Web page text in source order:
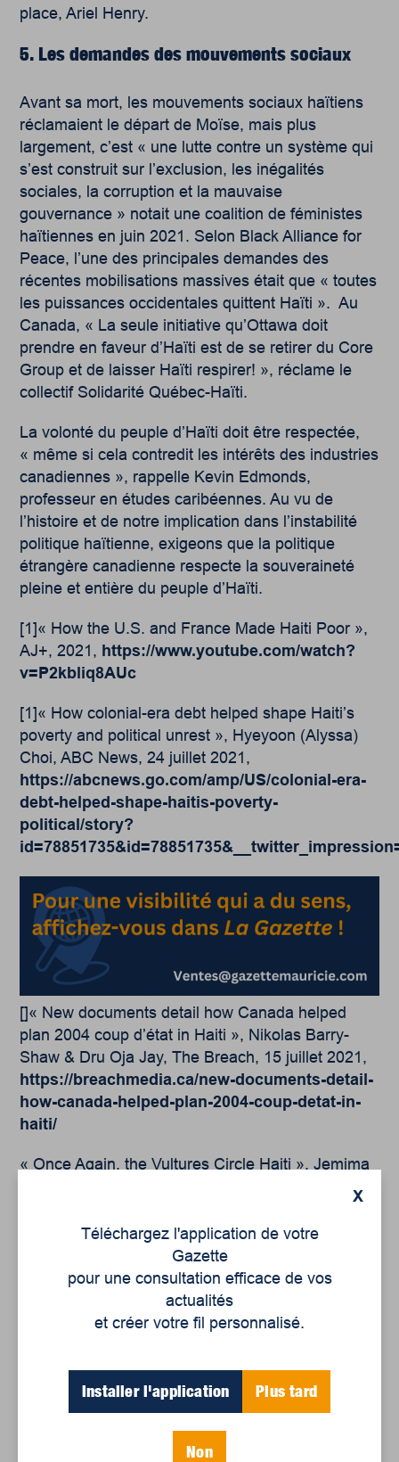
place, Ariel Henry.
5. Les demandes des mouvements sociaux
Avant sa mort, les mouvements sociaux haïtiens
réclamaient le départ de Moïse, mais plus
largement, c’est « une lutte contre un système qui
s’est construit sur l’exclusion, les inégalités
sociales, la corruption et la mauvaise
gouvernance » notait une coalition de féministes
haïtiennes en juin 2021. Selon Black Alliance for
Peace, l’une des principales demandes des
récentes mobilisations massives était que « toutes
les puissances occidentales quittent Haïti ». Au
Canada, « La seule initiative qu’Ottawa doit
prendre en faveur d’Haïti est de se retirer du Core
Group et de laisser Haïti respirer! », réclame le
collectif Solidarité Québec-Haïti.
La volonté du peuple d’Haïti doit être respectée,
« même si cela contredit les intérêts des industries
canadiennes », rappelle Kevin Edmonds,
professeur en études caribéennes. Au vu de
l’histoire et de notre implication dans l’instabilité
politique haïtienne, exigeons que la politique
étrangère canadienne respecte la souveraineté
pleine et entière du peuple d’Haïti.
[1]« How the U.S. and France Made Haiti Poor »,
AJ+, 2021, https://www.youtube.com/watch?
v=P2kbliq8AUc
[1]« How colonial-era debt helped shape Haiti’s
poverty and political unrest », Hyeyoon (Alyssa)
Choi, ABC News, 24 juillet 2021,
https://abcnews.go.com/amp/US/colonial-era-
debt-helped-shape-haitis-poverty-
political/story?
[]« New documents detail how Canada helped
plan 2004 coup d’état in Haiti », Nikolas Barry-
Shaw & Dru Oja Jay, The Breach, 15 juillet 2021,
https://breachmedia.ca/new-documents-detail-
how-canada-helped-plan-2004-coup-detat-in-
haiti/
« Once Again, the Vultures Circle Haiti », Jemima
again-vultures-circle-haiti
« Que fait vraiment le Canada en Haïti? », Jean
Saint-Vil, 16 février 2010,
https://www.mondialisation.ca/que-fait-
vraiment-le-canada-en-ha-ti/17652
», The Breach, juillet 2021,
X
Téléchargez l'application de votre
Gazette
pour une consultation efficace de vos
actualités
et créer votre fil personnalisé.
Installer l'application Plus tard
Non